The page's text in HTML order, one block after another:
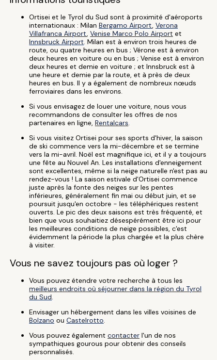
Ortisei et le Tyrol du Sud sont à proximité d'aéroports
internationaux : Milan Bergamo Airport, Verona
Villafranca Airport, Venise Marco Polo Airport et
Innsbruck Airport. Milan est à environ trois heures de
route, ou quatre heures en bus ; Vérone est à environ
deux heures en voiture ou en bus ; Venise est à environ
deux heures et demie en voiture ; et Innsbruck est à
une heure et demie par la route, et à près de deux
heures en bus. Il y a également de nombreux nœuds
ferroviaires dans les environs.
Si vous envisagez de louer une voiture, nous vous
recommandons de consulter les offres de nos
partenaires en ligne, Rentalcars.
Si vous visitez Ortisei pour ses sports d'hiver, la saison
de ski commence vers la mi-décembre et se termine
vers la mi-avril. Noël est magnifique ici, et il y a toujours
une fête au Nouvel An. Les installations d'enneigement
sont excellentes, même si la neige naturelle n'est pas au
rendez-vous ! La saison estivale d'Ortisei commence
juste après la fonte des neiges sur les pentes
inférieures, généralement fin mai ou début juin, et se
poursuit jusqu'en octobre - les téléphériques restent
ouverts. Le pic des deux saisons est très fréquenté, et
bien que vous souhaitiez désespérément être ici pour
les meilleures conditions de neige possibles, c'est
évidemment la période la plus chargée et la plus chère
à visiter.
Vous ne savez toujours pas où loger ?
Vous pouvez étendre votre recherche à tous les
meilleurs endroits où séjourner dans la région du Tyrol
du Sud.
Envisager un hébergement dans les villes voisines de
Bolzano ou Castelrotto.
Vous pouvez également contacter l'un de nos
sympathiques gourous pour obtenir des conseils
personnalisés.